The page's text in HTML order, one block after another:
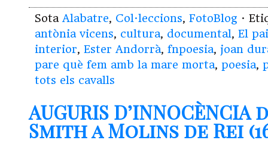
Sota Alabatre, Col·leccions, FotoBlog ·
antònia vicens, cultura, documental, El
interior, Ester Andorrà, fnpoesia, joan
pare què fem amb la mare morta, poesia,
tots els cavalls
AUGURIS
Smith a Molins de Rei